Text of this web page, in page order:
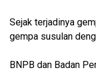
Sejak terjadinya
gempa susulan
BNPB dan Badan